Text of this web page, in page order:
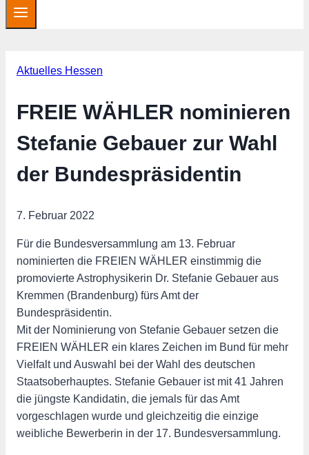
Aktuelles Hessen
FREIE WÄHLER nominieren
Stefanie Gebauer zur Wahl
der Bundespräsidentin
7. Februar 2022
Für die Bundesversammlung am 13. Februar
nominierten die FREIEN WÄHLER einstimmig die
promovierte Astrophysikerin Dr. Stefanie Gebauer aus
Kremmen (Brandenburg) fürs Amt der
Bundespräsidentin.
Mit der Nominierung von Stefanie Gebauer setzen die
FREIEN WÄHLER ein klares Zeichen im Bund für mehr
Vielfalt und Auswahl bei der Wahl des deutschen
Staatsoberhauptes. Stefanie Gebauer ist mit 41 Jahren
die jüngste Kandidatin, die jemals für das Amt
vorgeschlagen wurde und gleichzeitig die einzige
weibliche Bewerberin in der 17. Bundesversammlung.